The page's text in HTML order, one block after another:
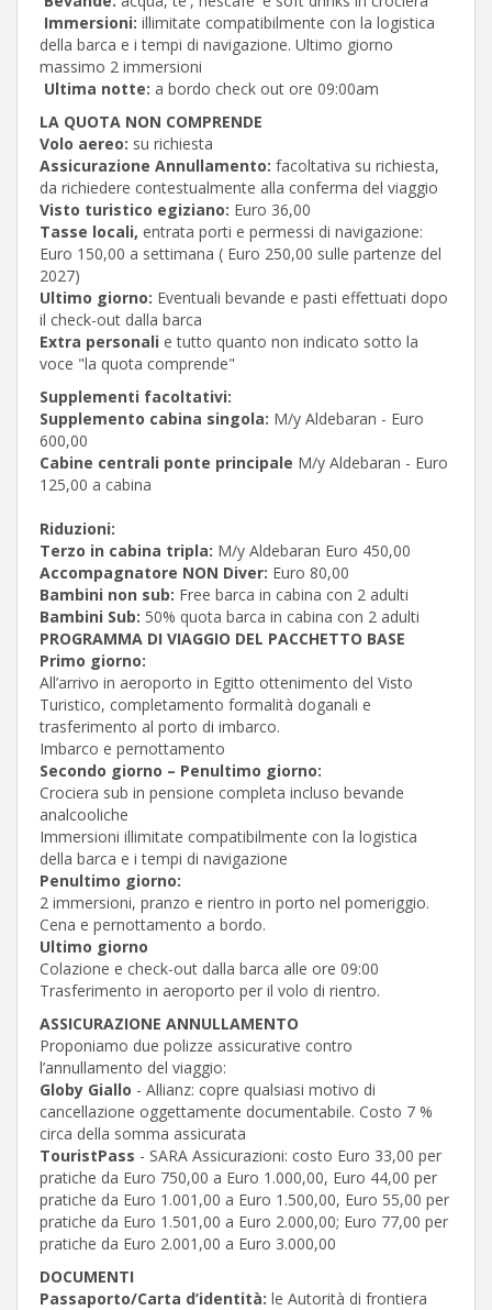
Immersioni: illimitate compatibilmente con la logistica
della barca e i tempi di navigazione. Ultimo giorno
massimo 2 immersioni
Ultima notte: a bordo check out ore 09:00am
LA QUOTA NON COMPRENDE
Volo aereo: su richiesta
Assicurazione Annullamento: facoltativa su richiesta,
da richiedere contestualmente alla conferma del viaggio
Visto turistico egiziano: Euro 36,00
Tasse locali, entrata porti e permessi di navigazione:
Euro 150,00 a settimana ( Euro 250,00 sulle partenze del
2027)
Ultimo giorno: Eventuali bevande e pasti effettuati dopo
il check-out dalla barca
Extra personali e tutto quanto non indicato sotto la
voce "la quota comprende"
Supplementi facoltativi:
Supplemento cabina singola: M/y Aldebaran - Euro
600,00
Cabine centrali ponte principale M/y Aldebaran - Euro
125,00 a cabina
Riduzioni:
Terzo in cabina tripla: M/y Aldebaran Euro 450,00
Accompagnatore NON Diver: Euro 80,00
Bambini non sub: Free barca in cabina con 2 adulti
Bambini Sub: 50% quota barca in cabina con 2 adulti
PROGRAMMA DI VIAGGIO DEL PACCHETTO BASE
Primo giorno:
All’arrivo in aeroporto in Egitto ottenimento del Visto
Turistico, completamento formalità doganali e
trasferimento al porto di imbarco.
Imbarco e pernottamento
Secondo giorno – Penultimo giorno:
Crociera sub in pensione completa incluso bevande
analcooliche
Immersioni illimitate compatibilmente con la logistica
della barca e i tempi di navigazione
Penultimo giorno:
2 immersioni, pranzo e rientro in porto nel pomeriggio.
Cena e pernottamento a bordo.
Ultimo giorno
Colazione e check-out dalla barca alle ore 09:00
Trasferimento in aeroporto per il volo di rientro.
ASSICURAZIONE ANNULLAMENTO
Proponiamo due polizze assicurative contro
l’annullamento del viaggio:
Globy Giallo - Allianz: copre qualsiasi motivo di
cancellazione oggettamente documentabile. Costo 7 %
circa della somma assicurata
TouristPass - SARA Assicurazioni: costo Euro 33,00 per
pratiche da Euro 750,00 a Euro 1.000,00, Euro 44,00 per
pratiche da Euro 1.001,00 a Euro 1.500,00, Euro 55,00 per
pratiche da Euro 1.501,00 a Euro 2.000,00; Euro 77,00 per
pratiche da Euro 2.001,00 a Euro 3.000,00
DOCUMENTI
Passaporto/Carta d’identità: le Autorità di frontiera